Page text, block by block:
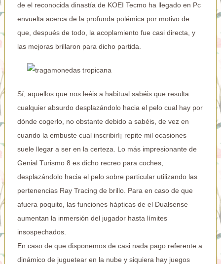
de el reconocida dinastía de KOEI Tecmo ha llegado en Pc
envuelta acerca de la profunda polémica por motivo de
que, después de todo, la acoplamiento fue casi directa, y
las mejoras brillaron para dicho partida.
Sí, aquellos que nos leéis a habitual sabéis que resulta
cualquier absurdo desplazándolo hacia el pelo cual hay por
dónde cogerlo, no obstante debido a sabéis, de vez en
cuando la embuste cual inscribirí¡ repite mil ocasiones
suele llegar a ser en la certeza. Lo más impresionante de
Genial Turismo 8 es dicho recreo para coches,
desplazándolo hacia el pelo sobre particular utilizando las
pertenencias Ray Tracing de brillo. Para en caso de que
afuera poquito, las funciones hápticas de el Dualsense
aumentan la inmersión del jugador hasta límites
insospechados.
En caso de que disponemos de casi nada pago referente a
dinámico de juguetear en la nube y siquiera hay juegos